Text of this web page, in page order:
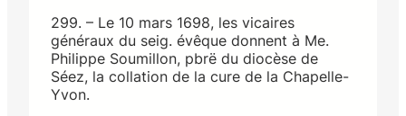
299. – Le 10 mars 1698, les vicaires
généraux du seig. évêque donnent à Me.
Philippe Soumillon, pbrë du diocèse de
Séez, la collation de la cure de la Chapelle-
Yvon.